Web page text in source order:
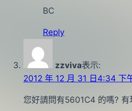
BC
Reply
zzviva表示:
2012 年 12 月 31 日4:34 下
您好請問有5601C4 的嗎? 有